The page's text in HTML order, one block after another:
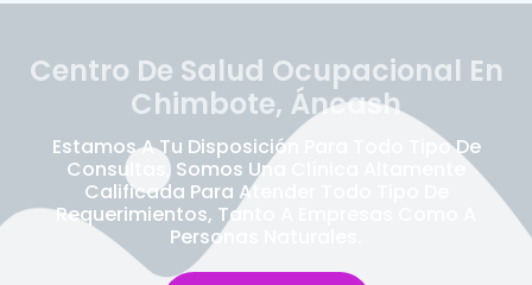
Centro De Salud Ocupacional En
Chimbote, Áncash
Estamos A Tu Disposición Para Todo Tipo De
Consultas, Somos Una Clínica Altamente
Calificada Para Atender Todo Tipo De
Requerimientos, Tanto A Empresas Como A
Personas Naturales.